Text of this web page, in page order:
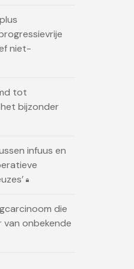
niet-
tot
bijzonder
infuus en
die
van onbekende